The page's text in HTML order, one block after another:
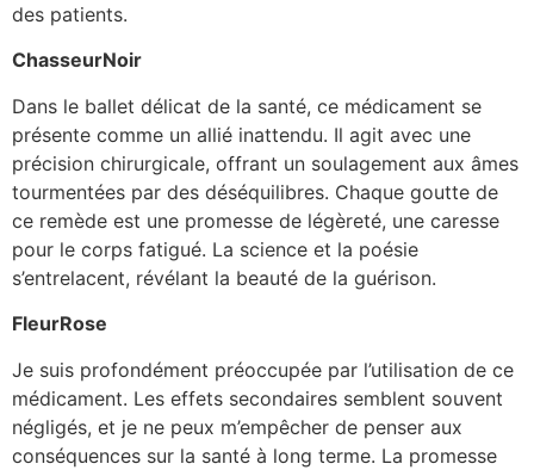
des patients.
ChasseurNoir
Dans le ballet délicat de la santé, ce médicament se
présente comme un allié inattendu. Il agit avec une
précision chirurgicale, offrant un soulagement aux âmes
tourmentées par des déséquilibres. Chaque goutte de
ce remède est une promesse de légèreté, une caresse
pour le corps fatigué. La science et la poésie
s’entrelacent, révélant la beauté de la guérison.
FleurRose
Je suis profondément préoccupée par l’utilisation de ce
médicament. Les effets secondaires semblent souvent
négligés, et je ne peux m’empêcher de penser aux
conséquences sur la santé à long terme. La promesse